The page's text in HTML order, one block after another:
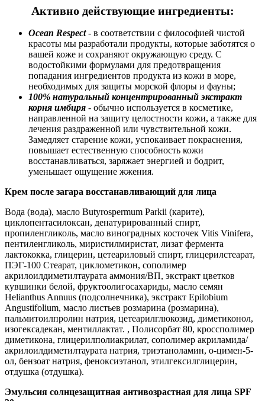
Активно действующие ингредиенты:
Ocean Respect- в соответствии с философией чистой
красоты мы разработали продукты, которые заботятся о
вашей коже и сохраняют окружающую среду. С
водостойкими формулами для предотвращения
попадания ингредиентов продукта из кожи в море,
необходимых для защиты морской флоры и фауны;
100% натуральный концентрированный экстракт
корня имбиря - обычно используется в косметике,
направленной на защиту целостности кожи, а также для
лечения раздраженной или чувствительной кожи.
Замедляет старение кожи, успокаивает покраснения,
повышает естественную способность кожи
восстанавливаться, заряжает энергией и бодрит,
уменьшает ощущение жжения.
Крем после загара восстанавливающий для лица
Вода (вода), масло Butyrospermum Parkii (карите),
циклопентасилоксан, денатурированный спирт,
пропиленгликоль, масло виноградных косточек Vitis Vinifera,
пентиленгликоль, миристилмиристат, лизат фермента
лактококка, глицерин, цетеариловый спирт, глицерилстеарат,
ПЭГ-100 Стеарат, циклометикон, сополимер
акрилоилдиметилтаурата аммония/ВП, экстракт цветков
кувшинки белой, фруктоолигосахариды, масло семян
Helianthus Annuus (подсолнечника), экстракт Epilobium
Angustifolium, масло листьев розмарина (розмарина),
пальмитоилпролин натрия, цетеарилглюкозид, диметиконол,
изогексадекан, ментиллактат. , Полисорбат 80, кроссполимер
диметикона, глицерилполиакрилат, сополимер акриламида/
акрилоилдиметилтаурата натрия, триэтаноламин, о-цимен-5-
ол, бензоат натрия, феноксиэтанол, этилгексилглицерин,
отдушка (отдушка).
Эмульсия солнцезащитная антивозрастная для лица SPF